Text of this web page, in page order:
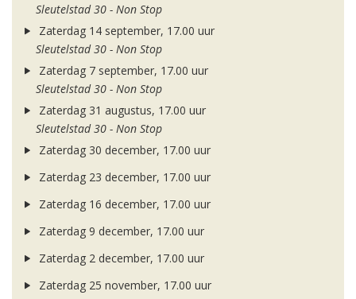
Sleutelstad 30 - Non Stop
Zaterdag 14 september, 17.00 uur
Sleutelstad 30 - Non Stop
Zaterdag 7 september, 17.00 uur
Sleutelstad 30 - Non Stop
Zaterdag 31 augustus, 17.00 uur
Sleutelstad 30 - Non Stop
Zaterdag 30 december, 17.00 uur
Zaterdag 23 december, 17.00 uur
Zaterdag 16 december, 17.00 uur
Zaterdag 9 december, 17.00 uur
Zaterdag 2 december, 17.00 uur
Zaterdag 25 november, 17.00 uur